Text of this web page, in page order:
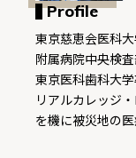
Profile
東京慈恵会医科
附属病院中央検
東京医科歯科大
リアルカレッジ
を機に被災地の